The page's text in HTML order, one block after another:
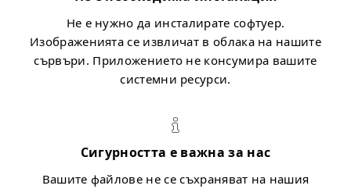
Не е нужно да инсталирате софтуер.
Изображенията се извличат в облака на нашите
сървъри. Приложението не консумира вашите
системни ресурси.
Сигурността е важна за нас
Вашите файлове не се съхраняват на нашия